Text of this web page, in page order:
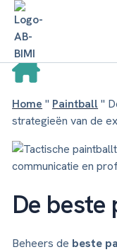
Home " Paintball "
strategieën van de
De
Beheers de beste